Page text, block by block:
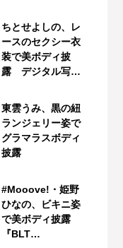
ちとせよしの、レ
ースのセクシー衣
装で美ボディ披
露 デジタル写…
東雲うみ、黒の紐
ランジェリー姿で
グラマラスボディ
披露
#Mooove!・姫野
ひなの、ビキニ姿
で美ボディ披露
『BLT…